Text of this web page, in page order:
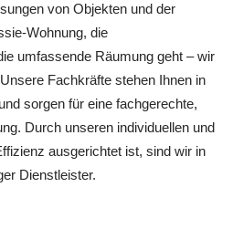
von Objekten und der
Wohnung, die
umfassende Räumung geht – wir
Fachkräfte stehen Ihnen in
sorgen für eine fachgerechte,
Durch unseren individuellen und
ausgerichtet ist, sind wir in
Dienstleister.